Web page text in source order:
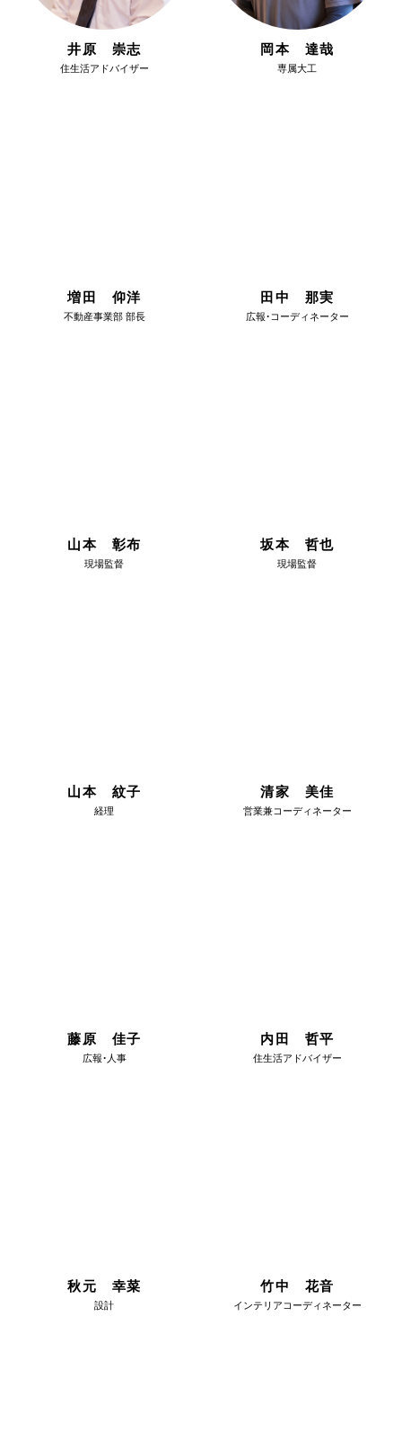
井原 崇志
住生活アドバイザー
岡本 達哉
専属大工
増田 仰洋
不動産事業部 部長
田中 那実
広報・コーディネーター
山本 彰布
現場監督
坂本 哲也
現場監督
山本 紋子
経理
清家 美佳
営業兼コーディネーター
藤原 佳子
広報・人事
内田 哲平
住生活アドバイザー
秋元 幸菜
設計
竹中 花音
インテリアコーディネーター